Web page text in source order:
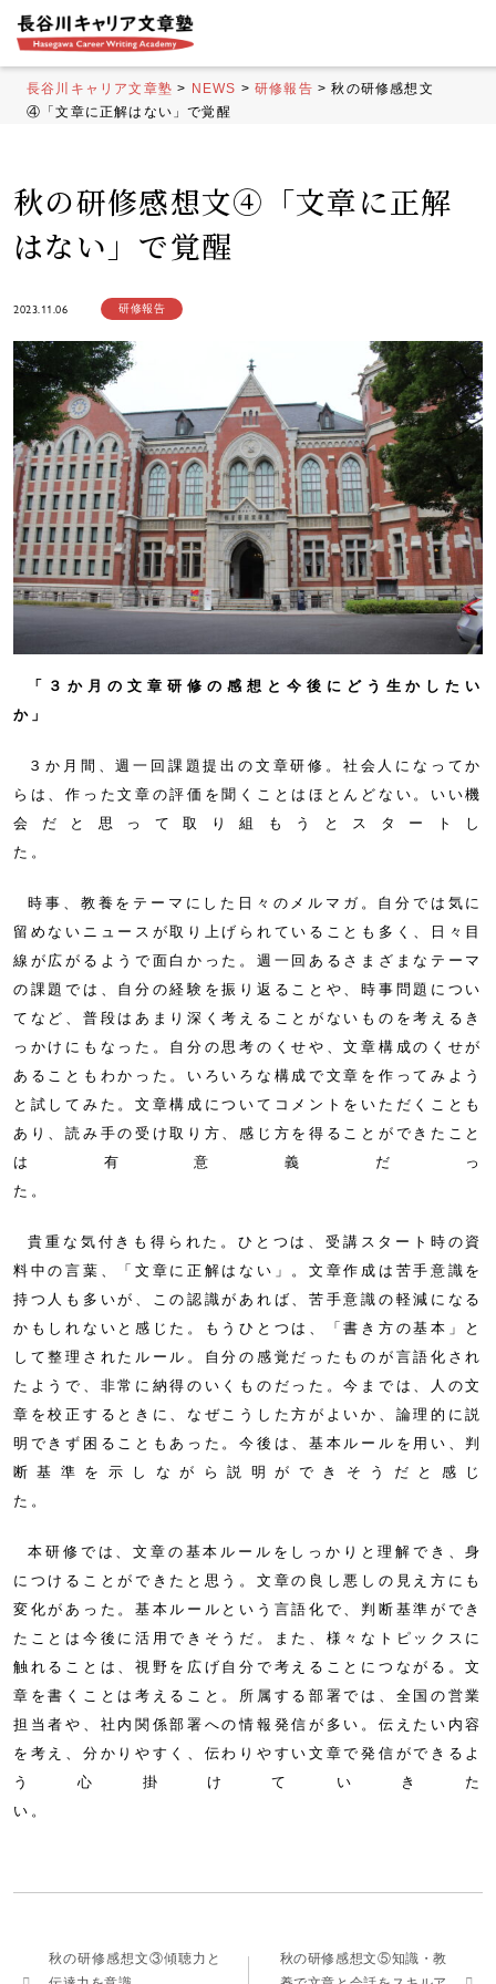
長谷川キャリア文章塾 > NEWS >研修報告 >秋の研修感想文
④「文章に正解はない」で覚醒
秋の研修感想文④「文章に正解
はない」で覚醒
2023.11.06 研修報告
「３か月の文章研修の感想と今後にどう生かしたい
か」
３か月間、週一回課題提出の文章研修。社会人になってか
らは、作った文章の評価を聞くことはほとんどない。いい機
会だと思って取り組もうとスタートし
時事、教養をテーマにした日々のメルマガ。自分では気に
留めないニュースが取り上げられていることも多く、日々目
線が広がるようで面白かった。週一回あるさまざまなテーマ
の課題では、自分の経験を振り返ることや、時事問題につい
てなど、普段はあまり深く考えることがないものを考えるき
っかけにもなった。自分の思考のくせや、文章構成のくせが
あることもわかった。いろいろな構成で文章を作ってみよう
と試してみた。文章構成についてコメントをいただくことも
あり、読み手の受け取り方、感じ方を得ることができたこと
は有意義だっ
た
貴重な気付きも得られた。ひとつは、受講スタート時の資
料中の言葉、「文章に正解はない」。文章作成は苦手意識を
持つ人も多いが、この認識があれば、苦手意識の軽減になる
かもしれないと感じた。もうひとつは、「書き方の基本」と
して整理されたルール。自分の感覚だったものが言語化され
たようで、非常に納得のいくものだった。今までは、人の文
章を校正するときに、なぜこうした方がよいか、論理的に説
明できず困ることもあった。今後は、基本ルールを用い、判
断基準を示しながら説明ができそうだと感じ
本研修では、文章の基本ルールをしっかりと理解でき、身
につけることができたと思う。文章の良し悪しの見え方にも
変化があった。基本ルールという言語化で、判断基準ができ
たことは今後に活用できそうだ。また、様々なトピックスに
触れることは、視野を広げ自分で考えることにつながる。文
章を書くことは考えること。所属する部署では、全国の営業
担当者や、社内関係部署への情報発信が多い。伝えたい内容
を考え、分かりやすく、伝わりやすい文章で発信ができるよ
う心掛けていきた
い。
秋の研修感想文③傾聴力と
秋の研修感想文⑤知識・教